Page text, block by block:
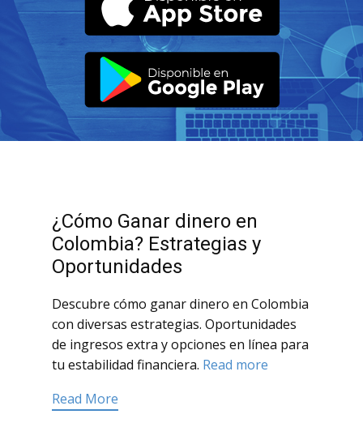
¿Cómo Ganar dinero en
Colombia? Estrategias y
Oportunidades
Descubre cómo ganar dinero en Colombia
con diversas estrategias. Oportunidades
de ingresos extra y opciones en línea para
tu estabilidad financiera. Read more
Read More